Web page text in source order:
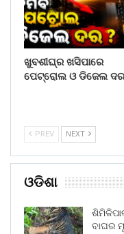
ଖୁବଶୀଘ୍ର ଖସିପାରେ
ପେଟ୍ରୋଲ ଓ ଡିଜେଲ
PREV NEXT
ଓଡିଶା
ବାଘର